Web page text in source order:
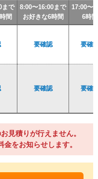
まで
間
8:00〜16:00まで
お好きな6時間
17:00〜
6時間
まで
間
8:00〜16:00まで
お好きな6時間
17:00〜
6時間
まで
間
8:00〜16:00まで
お好きな6時間
17:00〜
6時間
要確認 要確
要確認 要確
まで
間
8:00〜16:00まで
お好きな6時間
17:00〜
6時間
要確認 要確
要確認 要確
見積りが行えません。
をお知らせします。